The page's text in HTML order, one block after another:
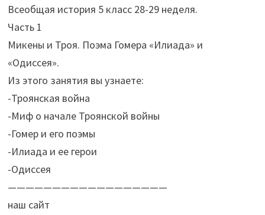
Всеобщая история 5 класс 28-29 неделя.
Часть 1
Микены и Троя. Поэма Гомера «Илиада» и
«Одиссея».
Из этого занятия вы узнаете:
-Троянская война
-Миф о начале Троянской войны
-Гомер и его поэмы
-Илиада и ее герои
-Одиссея
——————————————————
наш сайт